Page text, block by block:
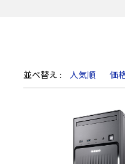
並べ替え 人気順 価